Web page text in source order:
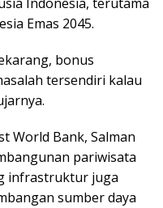
Emas 2045.
bonus
tersendiri kalau
World Bank, Salman
pariwisata
infrastruktur juga
sumber daya